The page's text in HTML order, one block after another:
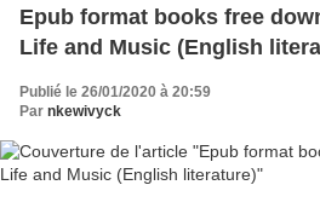
Epub format books free
Life and Music (English
Publié le 26/01/2020 à 20:59
Par nkewivyck